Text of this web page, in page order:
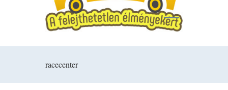
racecenter